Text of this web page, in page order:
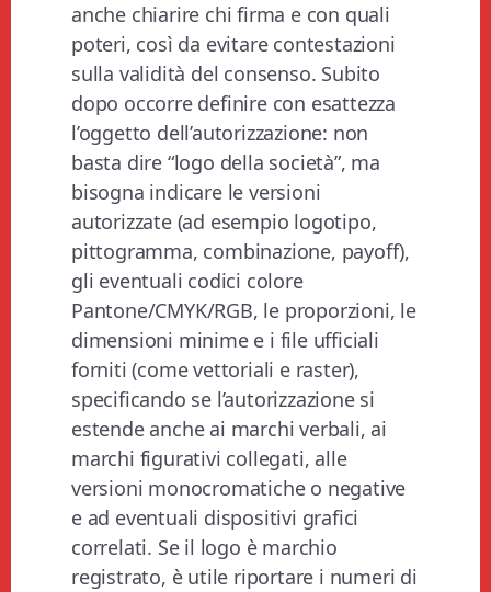
anche chiarire chi firma e con quali
poteri, così da evitare contestazioni
sulla validità del consenso. Subito
dopo occorre definire con esattezza
l’oggetto dell’autorizzazione: non
basta dire “logo della società”, ma
bisogna indicare le versioni
autorizzate (ad esempio logotipo,
pittogramma, combinazione, payoff),
gli eventuali codici colore
Pantone/CMYK/RGB, le proporzioni, le
dimensioni minime e i file ufficiali
forniti (come vettoriali e raster),
specificando se l’autorizzazione si
estende anche ai marchi verbali, ai
marchi figurativi collegati, alle
versioni monocromatiche o negative
e ad eventuali dispositivi grafici
correlati. Se il logo è marchio
registrato, è utile riportare i numeri di